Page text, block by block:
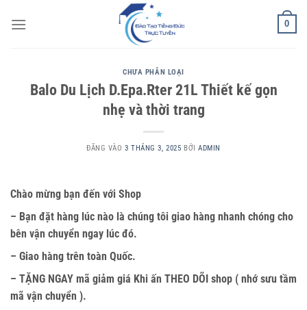
qua
0
CHƯA PHÂN LOẠI
Balo Du Lịch D.Epa.Rter 21L Thiết kế gọn
nhẹ và thời trang
ĐĂNG VÀO 3 THÁNG 3, 2025 BỞIADMIN
Chào mừng bạn đến với Shop
– Bạn đặt hàng lúc nào là chúng tôi giao hàng nhanh chóng cho
bên vận chuyển ngay lúc đó.
– Giao hàng trên toàn Quốc.
– TẶNG NGAY mã giảm giá Khi ấn THEO DÕI shop ( nhớ sưu tầm
mã vận chuyển ).